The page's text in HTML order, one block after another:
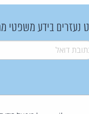
נעזרים בידע משפטי
*